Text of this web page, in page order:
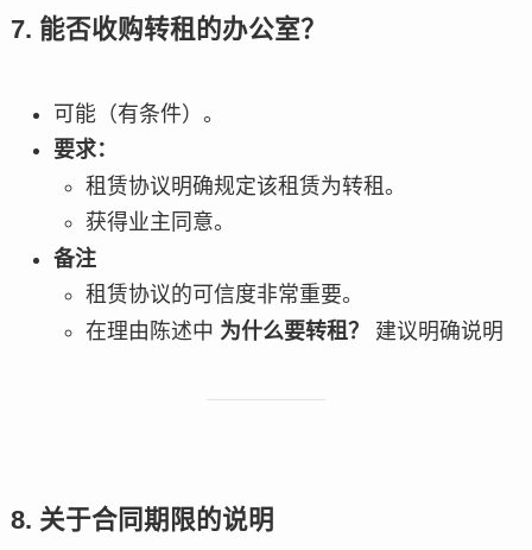
7. 能否收购转租的办公室？
可能（有条件）。
要求：
租赁协议明确规定该租赁为转租。
获得业主同意。
备注
租赁协议的可信度非常重要。
在理由陈述中 为什么要转租？ 建议明确说明
8. 关于合同期限的说明